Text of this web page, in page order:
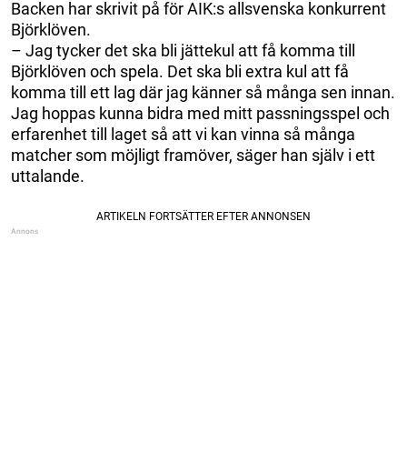
Backen har skrivit på för AIK:s allsvenska konkurrent
Björklöven.
– Jag tycker det ska bli jättekul att få komma till
Björklöven och spela. Det ska bli extra kul att få
komma till ett lag där jag känner så många sen innan.
Jag hoppas kunna bidra med mitt passningsspel och
erfarenhet till laget så att vi kan vinna så många
matcher som möjligt framöver, säger han själv i ett
uttalande.